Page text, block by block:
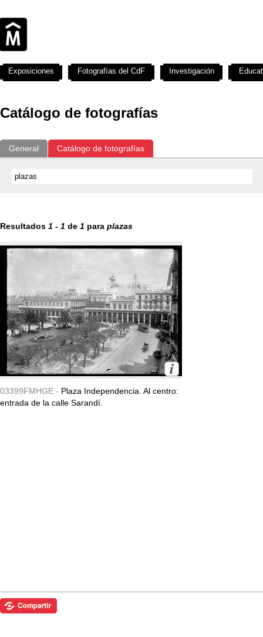
Catálogo de fotografías
General Catálogo de fotografías
Resultados 1 - 1 de 1 para plazas
03399FMHGE - Plaza Independencia. Al centro:
entrada de la calle Sarandí.
Exposiciones Fotografías del CdF Investigación